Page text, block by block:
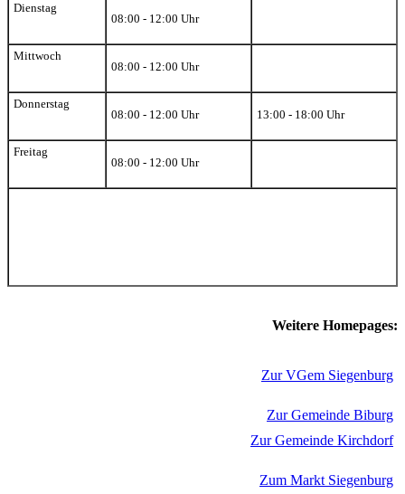
Dienstag
08:00 - 12:00 Uhr
Mittwoch
08:00 - 12:00 Uhr
Donnerstag
08:00 - 12:00 Uhr
13:00 - 18:00 Uhr
Freitag
08:00 - 12:00 Uhr
Weitere Homepages:
Zur VGem Siegenburg
Zur Gemeinde Biburg
Zur Gemeinde Kirchdorf
Zum Markt Siegenburg